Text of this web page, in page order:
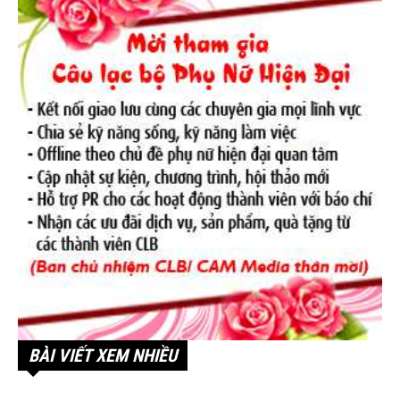
BÀI VIẾT XEM NHIỀU